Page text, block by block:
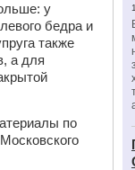
у
бедра и
также
а для
по